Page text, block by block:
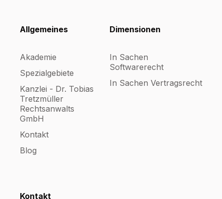
Allgemeines
Akademie
Spezialgebiete
Kanzlei - Dr. Tobias
Tretzmüller
Rechtsanwalts
GmbH
Kontakt
Blog
Dimensionen
In Sachen
Softwarerecht
In Sachen Vertragsrecht
Kontakt